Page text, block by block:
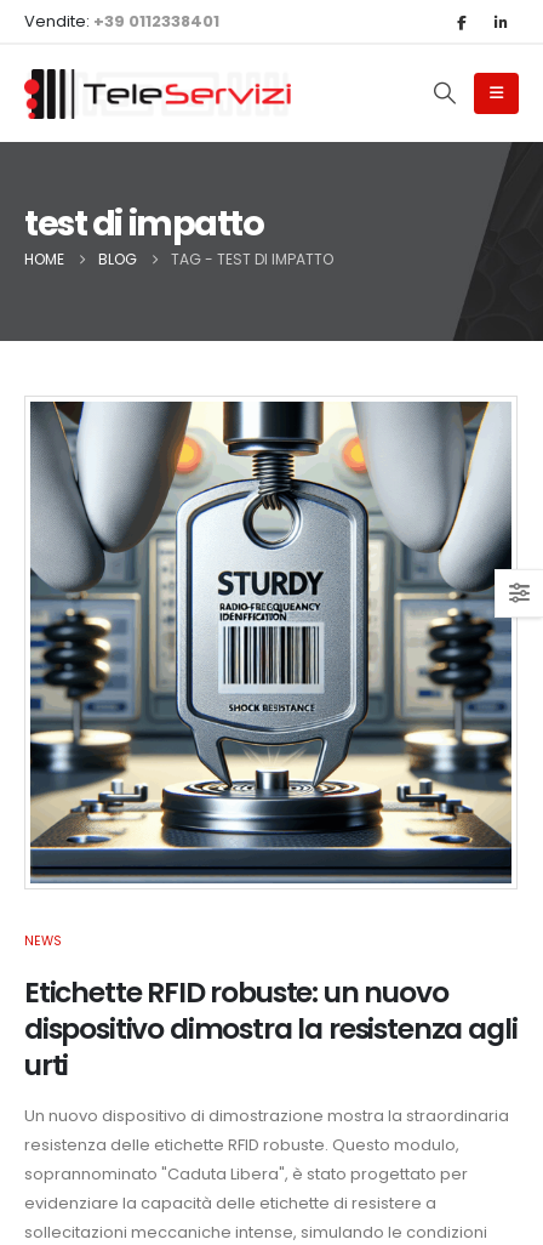
Vendite: +39 0112338401
test di impatto
HOME BLOG TAG - TEST DI IMPATTO
NEWS
Etichette RFID robuste: un nuovo
dispositivo dimostra la resistenza agli
urti
Un nuovo dispositivo di dimostrazione mostra la straordinaria
resistenza delle etichette RFID robuste. Questo modulo,
soprannominato "Caduta Libera", è stato progettato per
evidenziare la capacità delle etichette di resistere a
sollecitazioni meccaniche intense, simulando le condizioni